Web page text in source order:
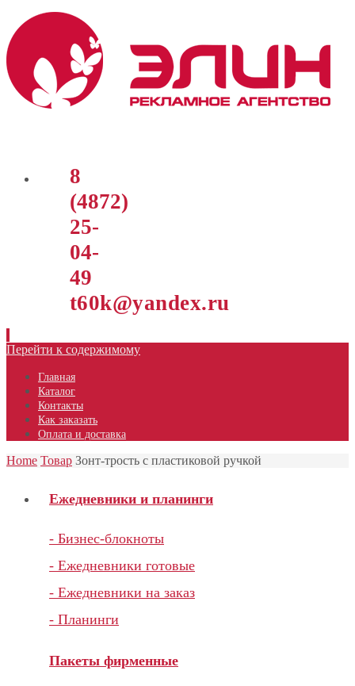
8
(4872)
25-
04-
49
t60k@yandex.ru
Перейти к содержимому
Главная
Каталог
Контакты
Как заказать
Оплата и доставка
Home Товар Зонт-трость с пластиковой ручкой
Ежедневники и планинги
- Бизнес-блокноты
- Ежедневники готовые
- Ежедневники на заказ
- Планинги
Пакеты фирменные